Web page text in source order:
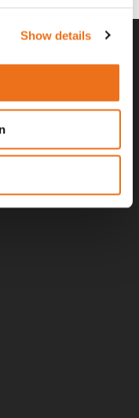
Show details
av ny maskin. Priserna